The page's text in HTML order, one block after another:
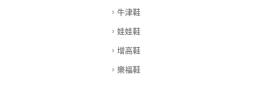
牛津鞋
娃娃鞋
增高鞋
樂福鞋